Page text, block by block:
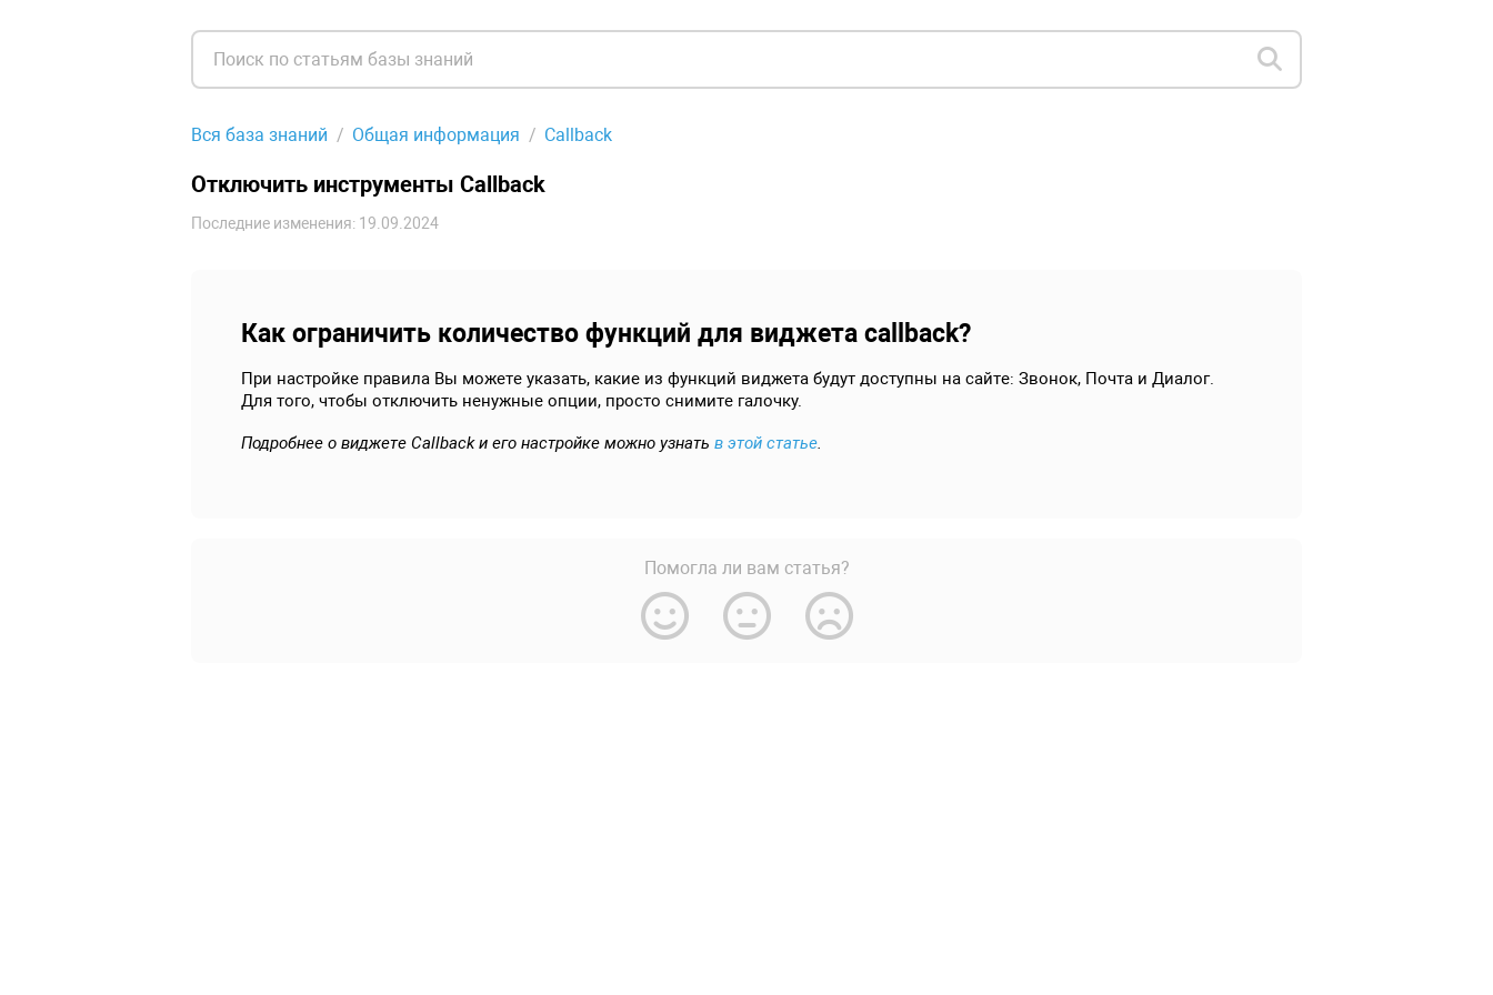
Вся база знаний Общая информация Callback
Отключить инструменты Callback
Последние изменения: 19.09.2024
Как ограничить количество функций для виджета callback?
При настройке правила Вы можете указать, какие из функций виджета будут доступны на сайте: Звонок, Почта и Диалог.
Для того, чтобы отключить ненужные опции, просто снимите галочку.
Подробнее о виджете Callback и его настройке можно узнать в этой статье.
Помогла ли вам статья?